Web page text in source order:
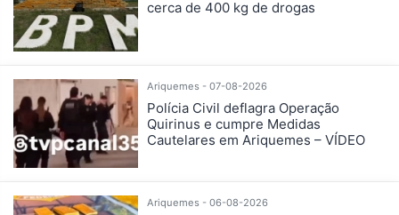
cerca de 400 kg de drogas
Ariquemes - 07-08-2026
Polícia Civil deflagra Operação
Quirinus e cumpre Medidas
Cautelares em Ariquemes – VÍDEO
Ariquemes - 06-08-2026